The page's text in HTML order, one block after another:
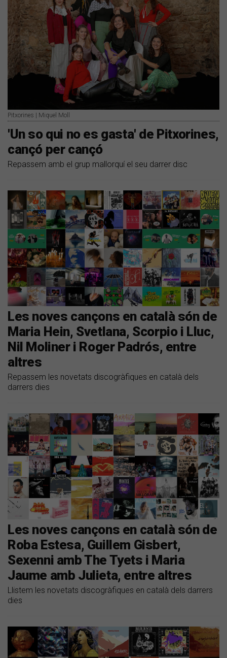
Pitxorines | Miquel Moll
'Un so qui no es gasta' de Pitxorines,
cançó per cançó
Repassem amb el grup mallorquí el seu darrer disc
Les noves cançons en català són de
Maria Hein, Svetlana, Scorpio i Lluc,
Nil Moliner i Roger Padrós, entre
altres
Repassem les novetats discogràfiques en català dels
darrers dies
Les noves cançons en català són de
Roba Estesa, Guillem Gisbert,
Sexenni amb The Tyets i Maria
Jaume amb Julieta, entre altres
Llistem les novetats discogràfiques en català dels darrers
dies